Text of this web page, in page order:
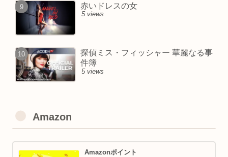
赤いドレスの女
5 views
探偵ミス・フィッシャー 華麗なる事
件簿
5 views
Amazon
Amazonポイント